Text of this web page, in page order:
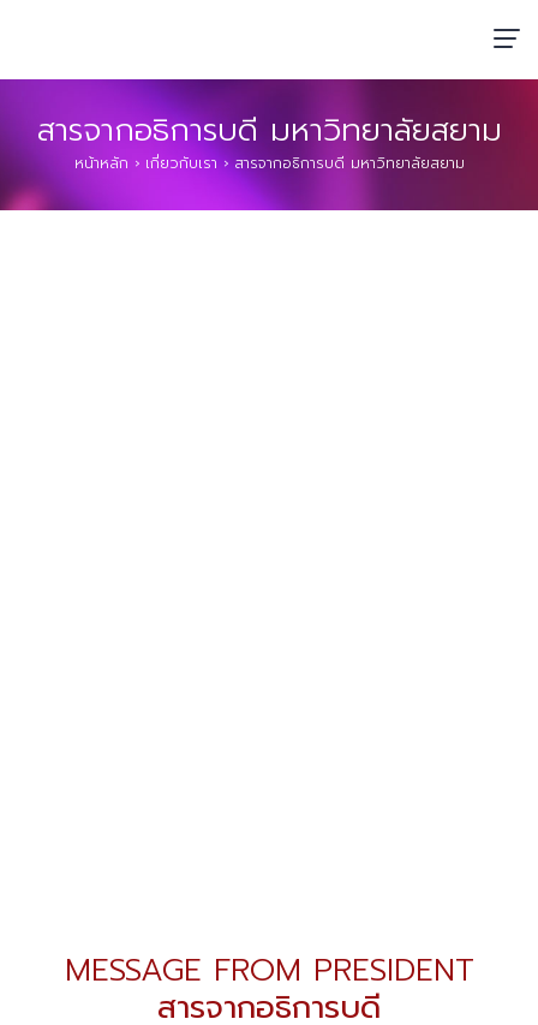
สารจากอธิการบดี มหาวิทยาลัยสยาม
หน้าหลัก › เกี่ยวกับเรา ›สารจากอธิการบดี มหาวิทยาลัยสยาม
MESSAGE FROM PRESIDENT
สารจากอธิการบดี